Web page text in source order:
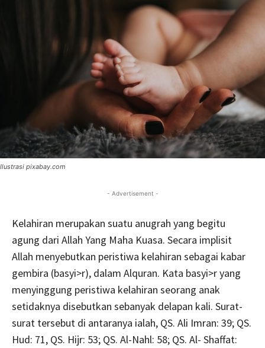
Ilustrasi pixabay.com
- Advertisement -
Kelahiran merupakan suatu anugrah yang begitu
agung dari Allah Yang Maha Kuasa. Secara implisit
Allah menyebutkan peristiwa kelahiran sebagai kabar
gembira (basyi>r), dalam Alquran. Kata basyi>r yang
menyinggung peristiwa kelahiran seorang anak
setidaknya disebutkan sebanyak delapan kali. Surat-
surat tersebut di antaranya ialah, QS. Ali Imran: 39; QS.
Hud: 71, QS. Hijr: 53; QS. Al-Nahl: 58; QS. Al- Shaffat: